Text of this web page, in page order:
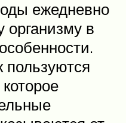
ежедневно
организму в
пользуются